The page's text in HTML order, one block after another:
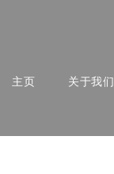
主页 关于我们